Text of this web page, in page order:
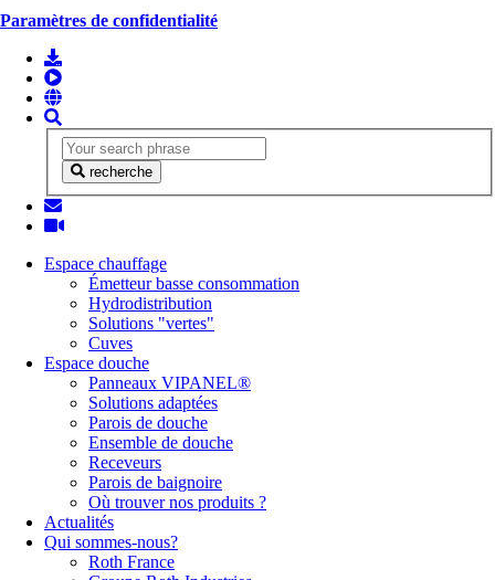
Paramètres de confidentialité
recherche
Espace chauffage
Émetteur basse consommation
Hydrodistribution
Solutions "vertes"
Cuves
Espace douche
Panneaux VIPANEL®
Solutions adaptées
Parois de douche
Ensemble de douche
Receveurs
Parois de baignoire
Où trouver nos produits ?
Actualités
Qui sommes-nous?
Roth France